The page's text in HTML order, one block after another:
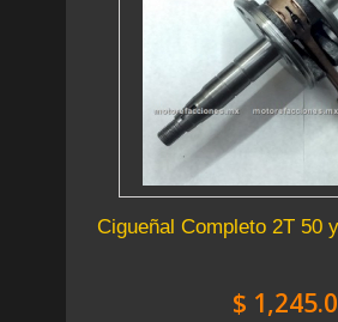
Cigueñal Completo 2T 50
$